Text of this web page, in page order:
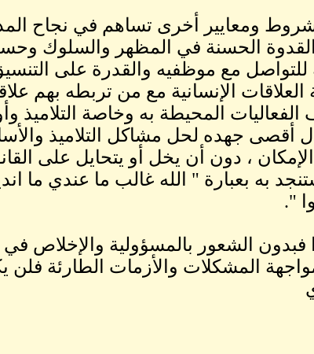
ومعايير أخرى تساهم في نجاح
الحسنة في المظهر والسلوك وحسن
للتواصل مع موظفيه والقدرة على
العلاقات الإنسانية مع من تربطه بهم
الفعاليات المحيطة به وخاصة التلاميذ
أقصى جهده لحل مشاكل التلاميذ
، دون أن يخل أو يتحايل على
به بعبارة " الله غالب ما عندي ما
".
فبدون الشعور بالمسؤولية والإخلاص
المشكلات والأزمات الطارئة فلن